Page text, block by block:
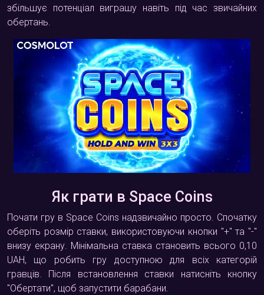
збільшує потенціал виграшу навіть під час звичайних
обертань.
Як грати в Space Coins
Почати гру в Space Coins надзвичайно просто. Спочатку
оберіть розмір ставки, використовуючи кнопки "+" та "-"
внизу екрану. Мінімальна ставка становить всього 0,10
UAH, що робить гру доступною для всіх категорій
гравців. Після встановлення ставки натисніть кнопку
"Обертати", щоб запустити барабани.